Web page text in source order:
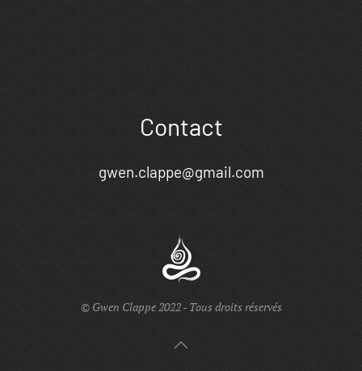
Contact
gwen.clappe@gmail.com
© Gwen Clappe 2022 - Tous droits réservés